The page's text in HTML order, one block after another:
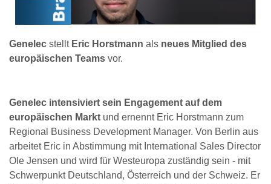
Genelec stelltEric Horstmann als neues Mitglied des
europäischen Teams vor.
Genelec intensiviert sein Engagement auf dem
europäischen Markt und ernennt Eric Horstmann zum
Regional Business Development Manager. Von Berlin aus
arbeitet Eric in Abstimmung mit International Sales Director
Ole Jensen und wird für Westeuropa zuständig sein - mit
Schwerpunkt Deutschland, Österreich und der Schweiz. Er